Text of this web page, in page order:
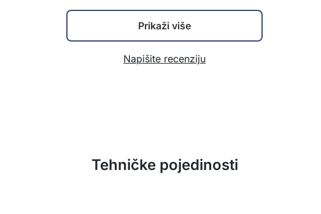
Prikaži više
Napišite recenziju
Tehničke pojedinosti